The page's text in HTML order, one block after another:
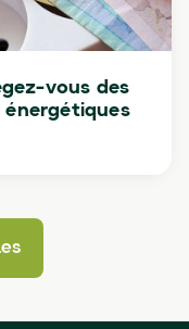
vous des
énergétiques